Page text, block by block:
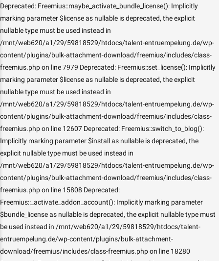
Deprecated: Freemius::maybe_activate_bundle_license(): Implicitly
marking parameter $license as nullable is deprecated, the explicit
nullable type must be used instead in
/mnt/web620/a1/29/59818529/htdocs/talent-entruempelung.de/wp-
content/plugins/bulk-attachment-download/freemius/includes/class-
freemius.php on line 7979 Deprecated: Freemius::set_license(): Implicitly
marking parameter $license as nullable is deprecated, the explicit
nullable type must be used instead in
/mnt/web620/a1/29/59818529/htdocs/talent-entruempelung.de/wp-
content/plugins/bulk-attachment-download/freemius/includes/class-
freemius.php on line 12607 Deprecated: Freemius::switch_to_blog():
Implicitly marking parameter $install as nullable is deprecated, the
explicit nullable type must be used instead in
/mnt/web620/a1/29/59818529/htdocs/talent-entruempelung.de/wp-
content/plugins/bulk-attachment-download/freemius/includes/class-
freemius.php on line 15808 Deprecated:
Freemius::_activate_addon_account(): Implicitly marking parameter
$bundle_license as nullable is deprecated, the explicit nullable type must
be used instead in /mnt/web620/a1/29/59818529/htdocs/talent-
entruempelung.de/wp-content/plugins/bulk-attachment-
download/freemius/includes/class-freemius.php on line 18280